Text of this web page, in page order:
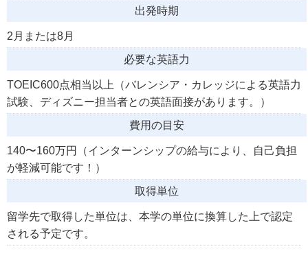
出発時期
2月または8月
必要な英語力
TOEIC600点相当以上（バレンシア・カレッジによる英語力
試験、ディズニー担当者との英語面接があります。）
費用の目安
140〜160万円（インターンシップの給与により、自己負担
が軽減可能です！）
取得単位
留学先で取得した単位は、本学の単位に換算した上で認定
される予定です。